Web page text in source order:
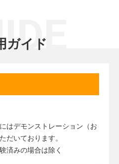
ガイド
はデモンストレーション（お
だいております。
済みの場合は除く